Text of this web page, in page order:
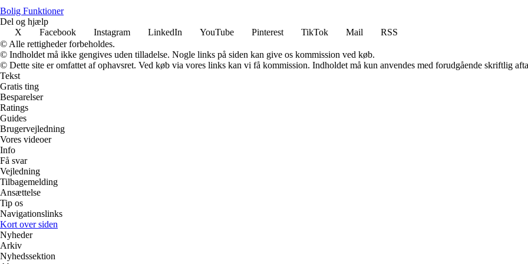
Bolig Funktioner
Del og hjælp
X
Facebook Instagram LinkedIn YouTube Pinterest TikTok Mail
RSS
© Alle rettigheder forbeholdes.
© Indholdet må ikke gengives uden tilladelse. Nogle links på siden kan give os kommission ved køb.
© Dette site er omfattet af ophavsret. Ved køb via vores links kan vi få kommission. Indholdet må kun anvendes med forudgående skriftlig
Tekst
Gratis ting
Besparelser
Ratings
Guides
Brugervejledning
Vores videoer
Info
Få svar
Vejledning
Tilbagemelding
Ansættelse
Tip os
Navigationslinks
Kort over siden
Nyheder
Arkiv
Nyhedssektion